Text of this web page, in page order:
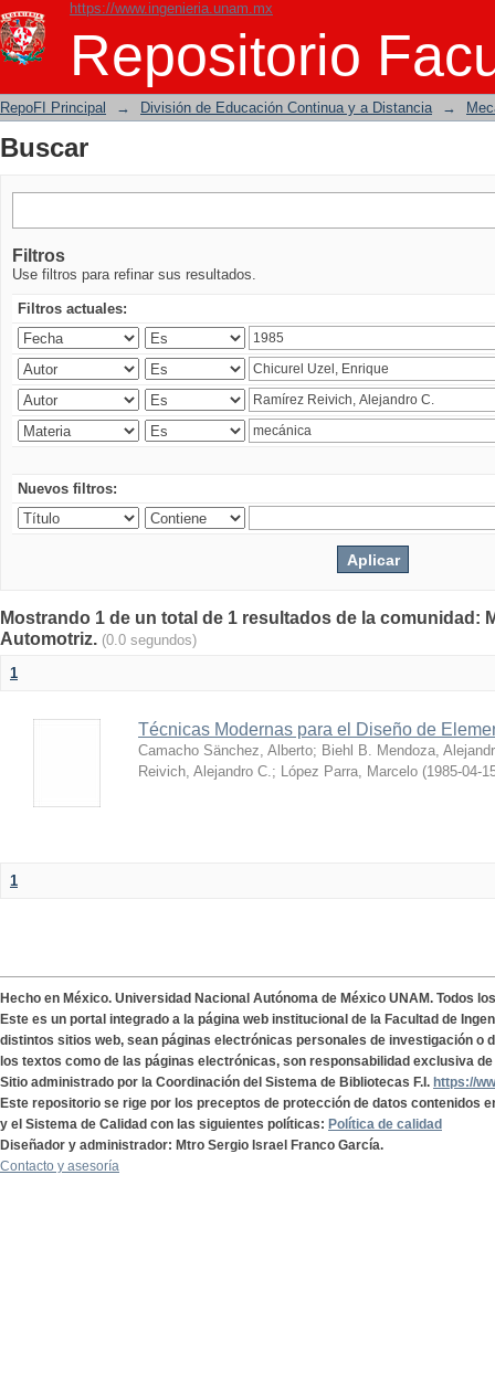
https://www.ingenieria.unam.mx
Repositorio
Buscar
RepoFI Principal → División de Educación Continua y a Distancia →
Buscar
Filtros
Use filtros para refinar sus resultados.
Filtros actuales:
Nuevos filtros:
Mostrando 1 de un total de 1 resultados de la comunidad:
Automotriz. (0.0 segundos)
1
Técnicas Modernas para el Diseño de
Camacho Sänchez, Alberto; Biehl B. Mendoza,
Reivich, Alejandro C.; López Parra, Marcelo (1985-04-
1
Hecho en México. Universidad Nacional Autónoma de México UNAM. Todos
Este es un portal integrado a la página web institucional de la Facultad de
distintos sitios web, sean páginas electrónicas personales de investigación o
los textos como de las páginas electrónicas, son responsabilidad exclusiva
Sitio administrado por la Coordinación del Sistema de Bibliotecas F.I. https://
Este repositorio se rige por los preceptos de protección de datos contenidos
y el Sistema de Calidad con las siguientes políticas: Política de calidad
Diseñador y administrador: Mtro Sergio Israel Franco García.
Contacto y asesoría